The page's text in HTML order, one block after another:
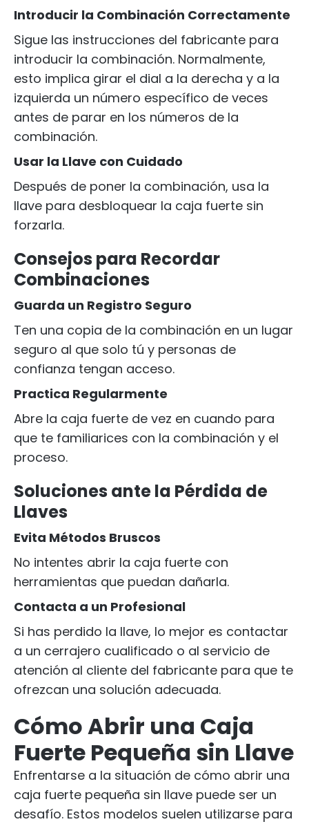
Introducir la Combinación Correctamente
Sigue las instrucciones del fabricante para
introducir la combinación. Normalmente,
esto implica girar el dial a la derecha y a la
izquierda un número específico de veces
antes de parar en los números de la
combinación.
Usar la Llave con Cuidado
Después de poner la combinación, usa la
llave para desbloquear la caja fuerte sin
forzarla.
Consejos para Recordar
Combinaciones
Guarda un Registro Seguro
Ten una copia de la combinación en un lugar
seguro al que solo tú y personas de
confianza tengan acceso.
Practica Regularmente
Abre la caja fuerte de vez en cuando para
que te familiarices con la combinación y el
proceso.
Soluciones ante la Pérdida de
Llaves
Evita Métodos Bruscos
No intentes abrir la caja fuerte con
herramientas que puedan dañarla.
Contacta a un Profesional
Si has perdido la llave, lo mejor es contactar
a un cerrajero cualificado o al servicio de
atención al cliente del fabricante para que te
ofrezcan una solución adecuada.
Cómo Abrir una Caja
Fuerte Pequeña sin Llave
Enfrentarse a la situación de cómo abrir una
caja fuerte pequeña sin llave puede ser un
desafío. Estos modelos suelen utilizarse para